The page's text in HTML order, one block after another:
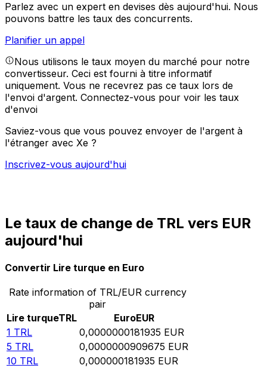
Parlez avec un expert en devises dès aujourd'hui. Nous
pouvons battre les taux des concurrents.
Planifier un appel
Nous utilisons le taux moyen du marché pour notre
convertisseur. Ceci est fourni à titre informatif
uniquement. Vous ne recevrez pas ce taux lors de
l'envoi d'argent. Connectez-vous pour voir les taux
d'envoi
Saviez-vous que vous pouvez envoyer de l'argent à
l'étranger avec Xe ?
Inscrivez-vous aujourd'hui
Le taux de change de TRL vers EUR
aujourd'hui
Convertir Lire turque en Euro
Rate information of TRL/EUR currency
pair
Lire turqueTRL EuroEUR
1 TRL 0,0000000181935 EUR
5 TRL 0,0000000909675 EUR
10 TRL 0,000000181935 EUR